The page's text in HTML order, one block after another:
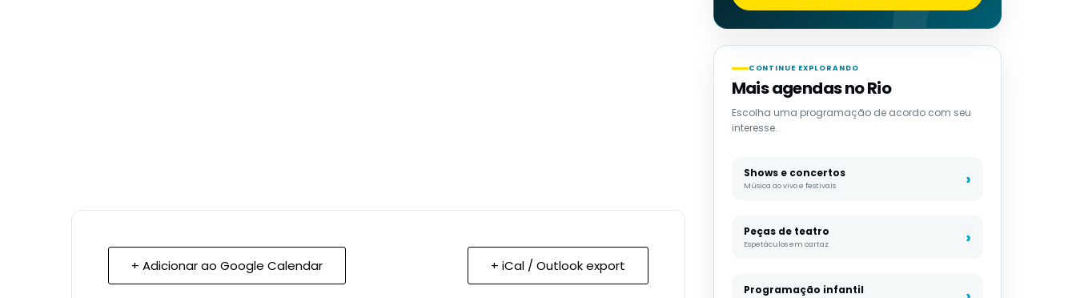
+ Adicionar ao Google Calendar + iCal / Outlook export
CONTINUE EXPLORANDO
Mais agendas no Rio
Escolha uma programação de acordo com seu
interesse.
Shows e concertos
Música ao vivo e festivais
Peças de teatro
Espetáculos em cartaz
Programação infantil